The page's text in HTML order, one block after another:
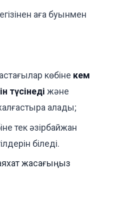
аға буынмен
көбіне кем
түсінеді және
алады;
тек әзірбайжан
біледі.
жасағыңыз